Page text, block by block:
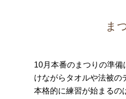
ま
10月本番のまつりの準
けながらタオルや法被の
本格的に練習が始まるの